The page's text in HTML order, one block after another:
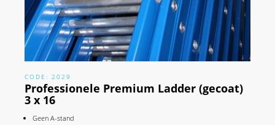
CODE: 2029
Professionele Premium Ladder (gecoat)
3 x 16
Geen A-stand